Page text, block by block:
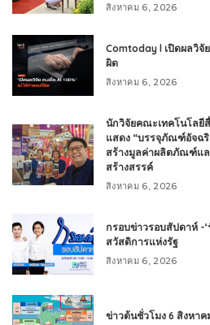
สิงหาคม 6, 2026
Comtoday l เปิดผลวิจั
ผิด
สิงหาคม 6, 2026
นักวิจัยคณะเทคโนโลยี
แสดง “บรรจุภัณฑ์อัจฉ
สร้างมูลค่าผลิตภัณฑ์แล
สร้างสรรค์
สิงหาคม 6, 2026
กรอบข่าวรอบสัปดาห์ -
สวัสดิการแห่งรัฐ
สิงหาคม 6, 2026
ข่าวต้นชั่วโมง 6 สิงหาค